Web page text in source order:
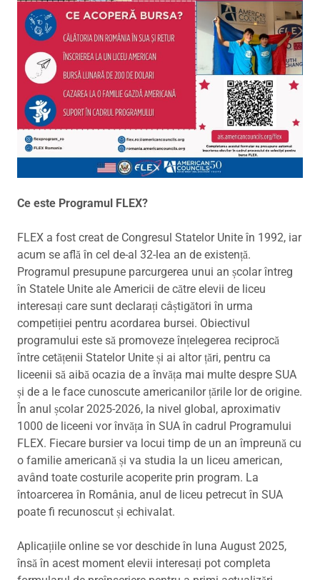
Ce este Programul FLEX?
FLEX a fost creat de Congresul Statelor Unite în 1992, iar
acum se află în cel de-al 32-lea an de existență.
Programul presupune parcurgerea unui an școlar întreg
în Statele Unite ale Americii de către elevii de liceu
interesați care sunt declarați câștigători în urma
competiției pentru acordarea bursei. Obiectivul
programului este să promoveze înțelegerea reciprocă
între cetățenii Statelor Unite și ai altor țări, pentru ca
liceenii să aibă ocazia de a învăța mai multe despre SUA
și de a le face cunoscute americanilor țările lor de origine.
În anul școlar 2025-2026, la nivel global, aproximativ
1000 de liceeni vor învăța în SUA în cadrul Programului
FLEX. Fiecare bursier va locui timp de un an împreună cu
o familie americană și va studia la un liceu american,
având toate costurile acoperite prin program. La
întoarcerea în România, anul de liceu petrecut în SUA
poate fi recunoscut și echivalat.
Aplicațiile online se vor deschide în luna August 2025,
însă în acest moment elevii interesați pot completa